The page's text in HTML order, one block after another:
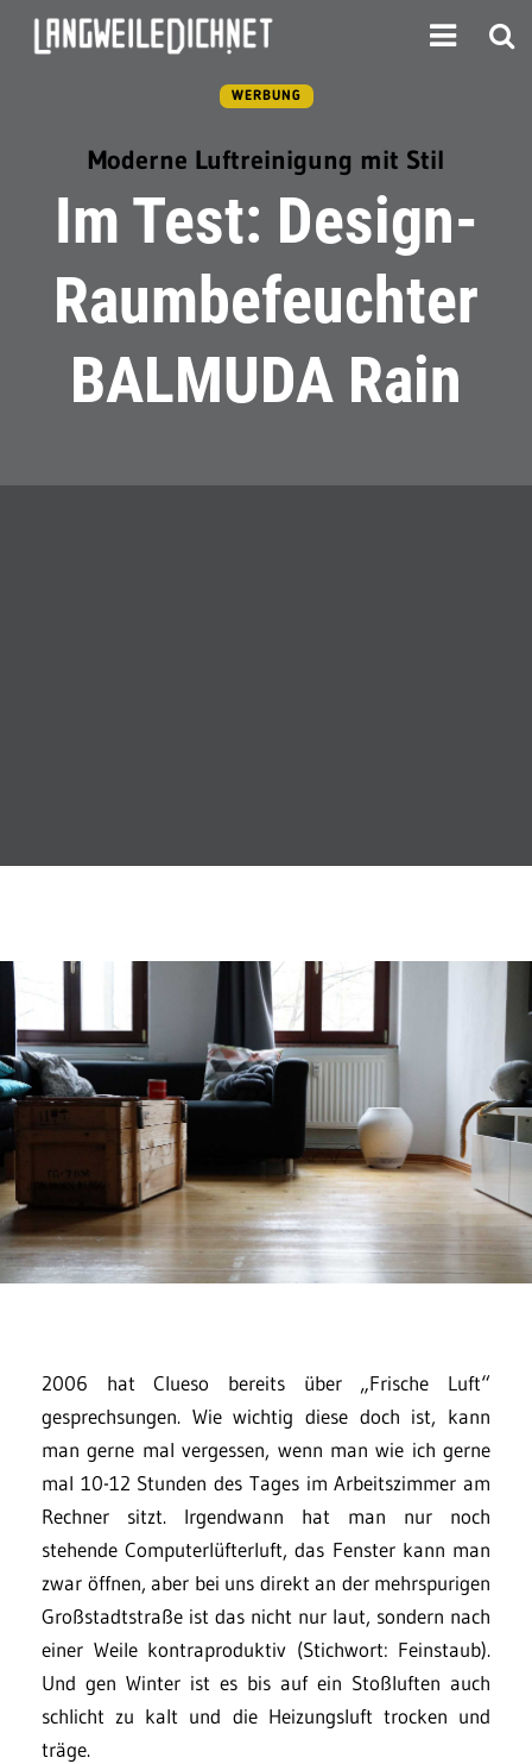
WERBUNG
Moderne Luftreinigung mit Stil
Im Test: Design-
Raumbefeuchter
BALMUDA Rain
2006 hat Clueso bereits über „Frische Luft“
gesprechsungen. Wie wichtig diese doch ist, kann
man gerne mal vergessen, wenn man wie ich gerne
mal 10-12 Stunden des Tages im Arbeitszimmer am
Rechner sitzt. Irgendwann hat man nur noch
stehende Computerlüfterluft, das Fenster kann man
zwar öffnen, aber bei uns direkt an der mehrspurigen
Großstadtstraße ist das nicht nur laut, sondern nach
einer Weile kontraproduktiv (Stichwort: Feinstaub).
Und gen Winter ist es bis auf ein Stoßluften auch
schlicht zu kalt und die Heizungsluft trocken und
träge.